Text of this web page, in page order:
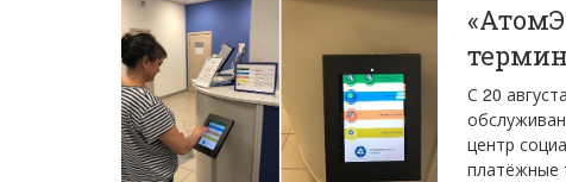
С 20
центр
платёжные